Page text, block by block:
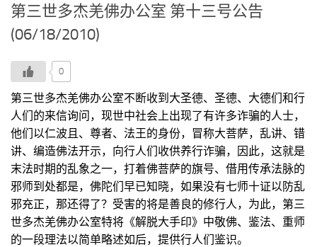
第三世多杰羌佛办公室 第十三号公告
(06/18/2010)
0
第三世多杰羌佛办公室不断收到大圣德、圣德、大德们和行
人们的来信询问，现世中社会上出现了有许多诈骗的人士，
他们以仁波且、尊者、法王的身份，冒称大菩萨，乱讲、错
讲、编造佛法开示，向行人们收供养行诈骗，因此，这就是
末法时期的乱象之一，打着佛菩萨的旗号、借用传承法脉的
邪师到处都是，佛陀们早已知晓，如果没有七师十证以防乱
邪充正，那还得了？受害的将是善良的修行人，为此，第三
世多杰羌佛办公室特将《解脱大手印》中敬佛、鉴法、重师
的一段理法以简单略述如后，提供行人们鉴识。